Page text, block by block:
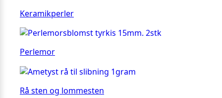
Keramikperler
Perlemor
Rå sten og lommesten